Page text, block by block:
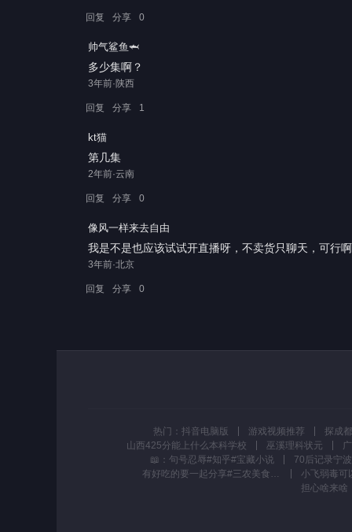
0
分享
回复
帅气鲨鱼🦈
多少集啊？
3年前·陕西
1
分享
回复
kt猫
第几集
2年前·云南
0
分享
回复
像风一样来去自由
我是不是也应该试试开直播呀，不卖货只聊天，可行
3年前·北京
0
分享
回复
热门： 抖音电脑版 游戏视频推荐
探成都
山西425分能上什么本科学校
巫溪理科状元
📖：句号忍辱#知乎#宝藏小说
有好吃的要一起分享#三农美食 #农村吃饭日常 #记录在家的日子 #抖音美食创作人 #抖音美食推荐官